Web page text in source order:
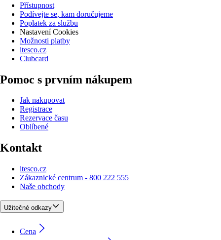
Přístupnost
Podívejte se, kam doručujeme
Poplatek za službu
Nastavení Cookies
Možnosti platby
itesco.cz
Clubcard
Pomoc s prvním nákupem
Jak nakupovat
Registrace
Rezervace času
Oblíbené
Kontakt
itesco.cz
Zákaznické centrum - 800 222 555
Naše obchody
Užitečné odkazy
Cena